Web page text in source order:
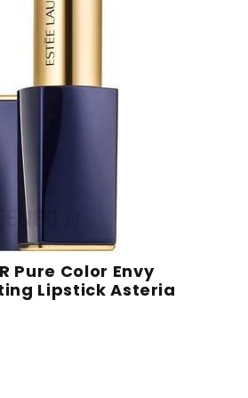
Pure Color Envy
Lipstick Asteria